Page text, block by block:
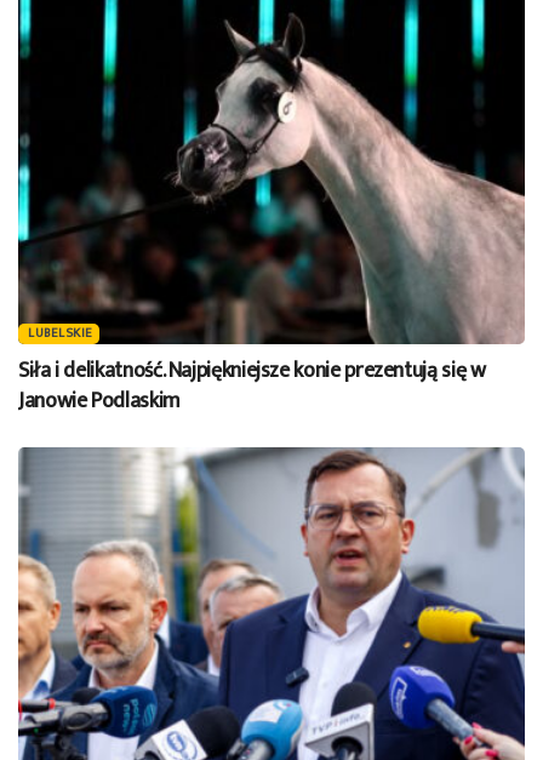
LUBELSKIE
Siła i delikatność. Najpiękniejsze konie prezentują się w
Janowie Podlaskim